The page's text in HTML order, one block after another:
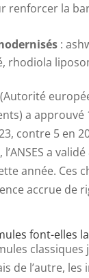
renforcer la
:
rhodiola
(Autorité
a approuvé
contre 5 en
a
année. Ces
accrue de
font-elles
de l’autre,